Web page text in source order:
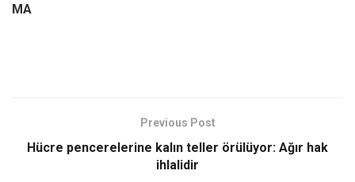
MA
Previous Post
Hücre pencerelerine kalın teller örülüyor: Ağır hak
ihlalidir